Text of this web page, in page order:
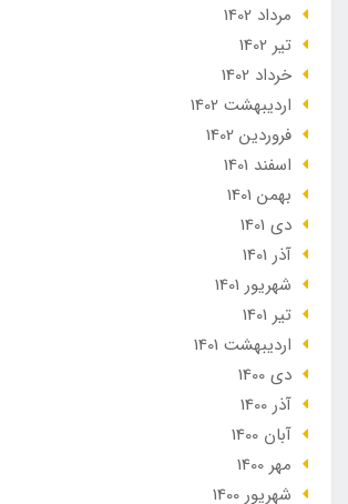
مرداد 1402
تير 1402
خرداد 1402
ارديبهشت 1402
فروردین 1402
اسفند 1401
بهمن 1401
دی 1401
آذر 1401
شهریور 1401
تير 1401
ارديبهشت 1401
دی 1400
آذر 1400
آبان 1400
مهر 1400
شهریور 1400